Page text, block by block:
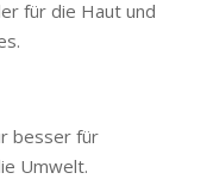
für die Haut und
besser für
Umwelt.